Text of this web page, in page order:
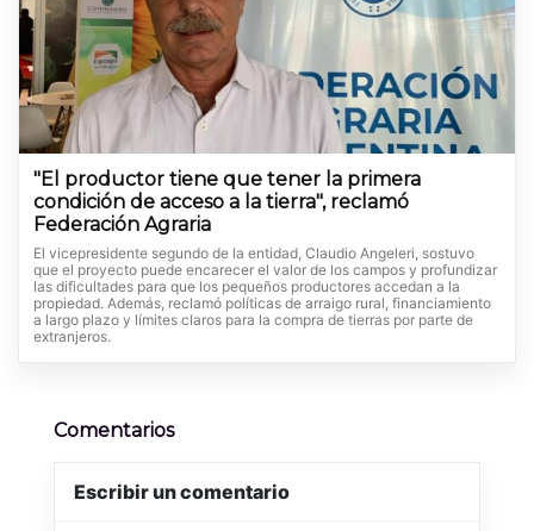
"El productor tiene que tener la primera
condición de acceso a la tierra", reclamó
Federación Agraria
El vicepresidente segundo de la entidad, Claudio Angeleri, sostuvo
que el proyecto puede encarecer el valor de los campos y profundizar
las dificultades para que los pequeños productores accedan a la
propiedad. Además, reclamó políticas de arraigo rural, financiamiento
a largo plazo y límites claros para la compra de tierras por parte de
extranjeros.
Comentarios
Escribir un comentario